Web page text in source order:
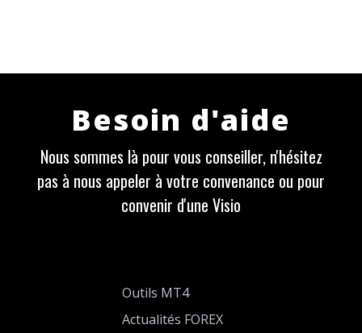
Besoin d'aide
Nous sommes là pour vous conseiller, n'hésitez
pas à nous appeler à votre convenance ou pour
convenir d'une Visio
Outils MT4
Actualités FOREX